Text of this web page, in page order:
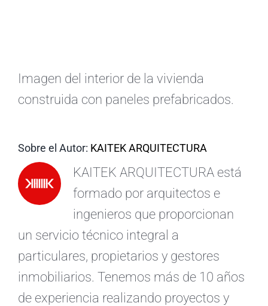
Imagen del interior de la vivienda
construida con paneles prefabricados.
Sobre el Autor: KAITEK ARQUITECTURA
KAITEK ARQUITECTURA está
formado por arquitectos e
ingenieros que proporcionan
un servicio técnico integral a
particulares, propietarios y gestores
inmobiliarios. Tenemos más de 10 años
de experiencia realizando proyectos y